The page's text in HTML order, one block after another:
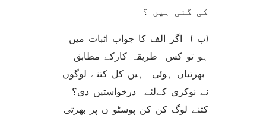
کی گئی ہیں ؟
(ب ) اگر الف کا جواب اثبات میں
ہو تو کس طریقہ کارکے مطابق
بھرتیاں ہوئی ہیں کل کتنے لوگوں
نے نوکری کےلئے درخواستیں دی؟
کتنے لوگ کن کن پوسٹو ں پر بھرتی